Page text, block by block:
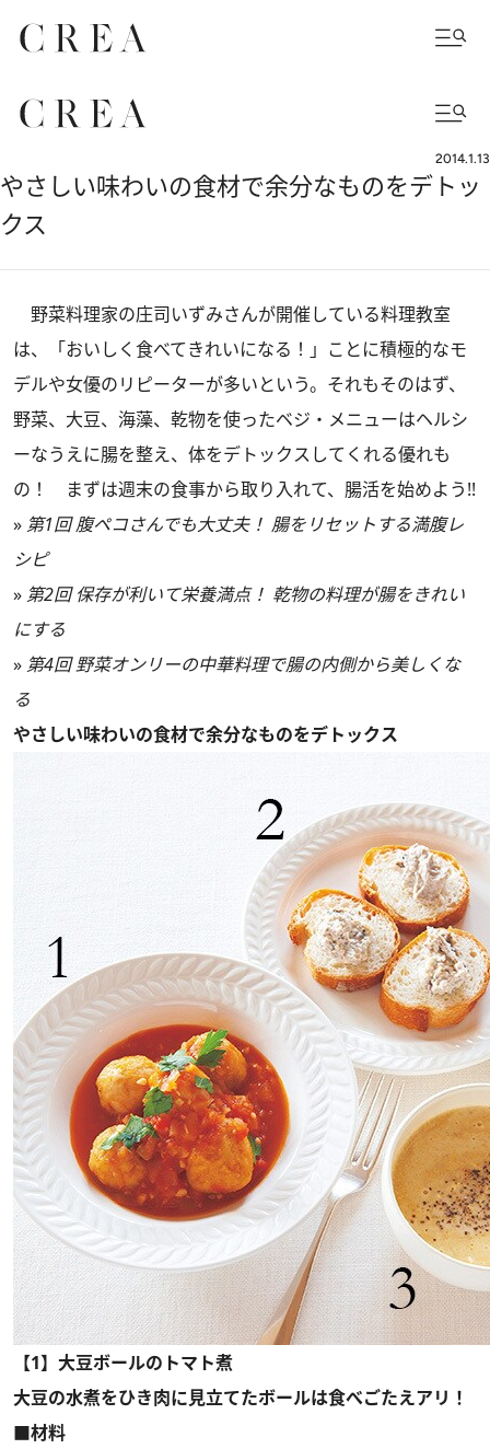
2014.1.13
やさしい味わいの食材で余分なものをデトッ
クス
野菜料理家の庄司いずみさんが開催している料理教室
は、「おいしく食べてきれいになる！」ことに積極的なモ
デルや女優のリピーターが多いという。それもそのはず、
野菜、大豆、海藻、乾物を使ったベジ・メニューはヘルシ
ーなうえに腸を整え、体をデトックスしてくれる優れも
の！ まずは週末の食事から取り入れて、腸活を始めよう!!
» 第1回 腹ペコさんでも大丈夫！ 腸をリセットする満腹レ
シピ
» 第2回 保存が利いて栄養満点！ 乾物の料理が腸をきれい
にする
» 第4回 野菜オンリーの中華料理で腸の内側から美しくな
る
やさしい味わいの食材で余分なものをデトックス
【1】大豆ボールのトマト煮
大豆の水煮をひき肉に見立てたボールは食べごたえアリ！
■材料